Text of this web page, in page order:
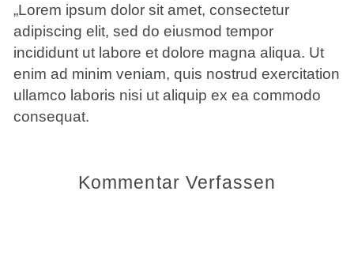
„Lorem ipsum dolor sit amet, consectetur
adipiscing elit, sed do eiusmod tempor
incididunt ut labore et dolore magna aliqua. Ut
enim ad minim veniam, quis nostrud exercitation
ullamco laboris nisi ut aliquip ex ea commodo
consequat.
Kommentar Verfassen